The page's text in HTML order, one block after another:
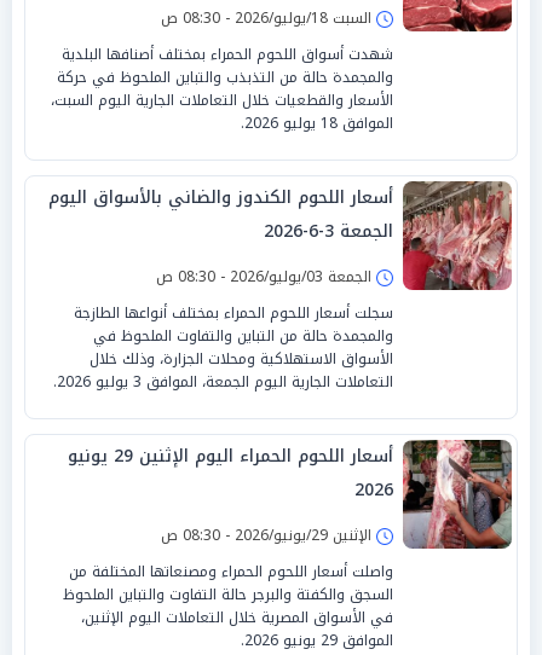
السبت 18/يوليو/2026 - 08:30 ص
شهدت أسواق اللحوم الحمراء بمختلف أصنافها البلدية
والمجمدة حالة من التذبذب والتباين الملحوظ في حركة
الأسعار والقطعيات خلال التعاملات الجارية اليوم السبت،
الموافق 18 يوليو 2026.
أسعار اللحوم الكندوز والضاني بالأسواق اليوم
الجمعة 3-6-2026
الجمعة 03/يوليو/2026 - 08:30 ص
سجلت أسعار اللحوم الحمراء بمختلف أنواعها الطازجة
والمجمدة حالة من التباين والتفاوت الملحوظ في
الأسواق الاستهلاكية ومحلات الجزارة، وذلك خلال
التعاملات الجارية اليوم الجمعة، الموافق 3 يوليو 2026.
أسعار اللحوم الحمراء اليوم الإثنين 29 يونيو
2026
الإثنين 29/يونيو/2026 - 08:30 ص
واصلت أسعار اللحوم الحمراء ومصنعاتها المختلفة من
السجق والكفتة والبرجر حالة التفاوت والتباين الملحوظ
في الأسواق المصرية خلال التعاملات اليوم الإثنين،
الموافق 29 يونيو 2026.